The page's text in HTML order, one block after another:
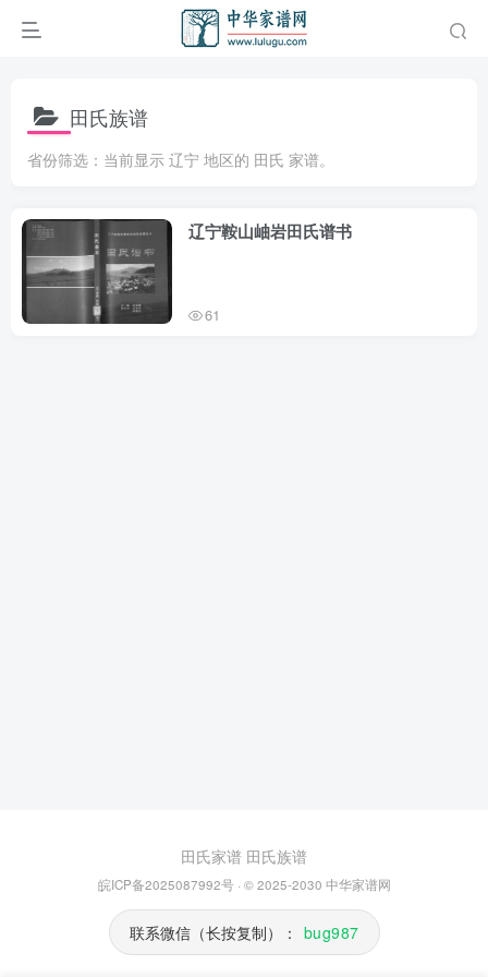
田氏族谱
省份筛选：当前显示 辽宁 地区的 田氏 家谱。
辽宁鞍山岫岩田氏谱书
61
田氏家谱 田氏族谱
皖ICP备2025087992号· © 2025-2030 中华家谱网
联系微信（长按复制）： bug987